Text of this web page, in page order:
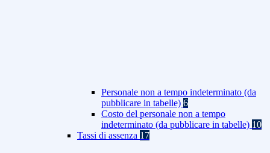
Personale non a tempo indeterminato (da
pubblicare in tabelle) 6
Costo del personale non a tempo
indeterminato (da pubblicare in tabelle) 10
Tassi di assenza 17